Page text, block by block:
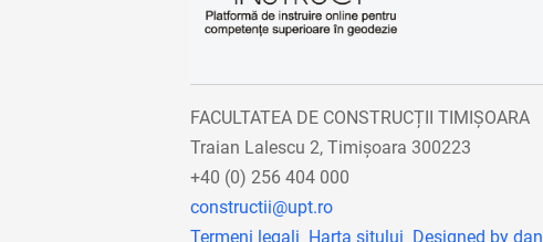
FACULTATEA DE CONSTRUCȚII TIMIȘOARA
Traian Lalescu 2, Timișoara 300223
+40 (0) 256 404 000
constructii@upt.ro
Termeni legali Harta sitului Designed by dan